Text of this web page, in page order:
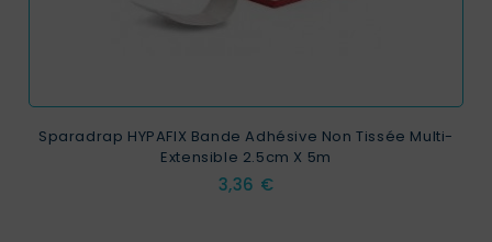
Sparadrap HYPAFIX Bande Adhésive Non Tissée Multi-
Extensible 2.5cm X 5m
Prix
3,36 €